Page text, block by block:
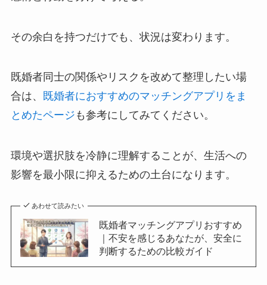
その余白を持つだけでも、状況は変わります。
既婚者同士の関係やリスクを改めて整理したい場
合は、
既婚者におすすめのマッチングアプリをま
とめたページ も参考にしてみてください。
環境や選択肢を冷静に理解することが、生活への
影響を最小限に抑えるための土台になります。
あわせて読みたい
既婚者マッチングアプリおすすめ
｜不安を感じるあなたが、安全に
判断するための比較ガイド